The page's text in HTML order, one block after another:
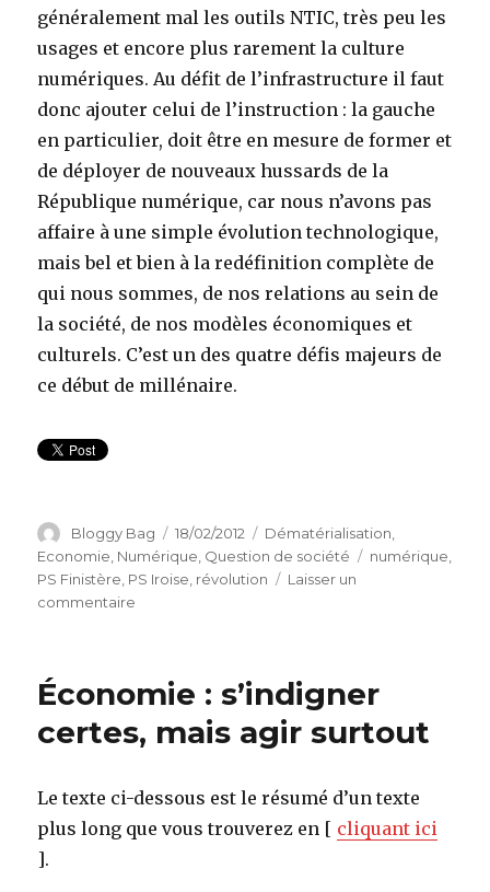
généralement mal les outils NTIC, très peu les
usages et encore plus rarement la culture
numériques. Au défit de l’infrastructure il faut
donc ajouter celui de l’instruction : la gauche
en particulier, doit être en mesure de former et
de déployer de nouveaux hussards de la
République numérique, car nous n’avons pas
affaire à une simple évolution technologique,
mais bel et bien à la redéfinition complète de
qui nous sommes, de nos relations au sein de
la société, de nos modèles économiques et
culturels. C’est un des quatre défis majeurs de
ce début de millénaire.
Auteur
Bloggy Bag
Publié
le
18/02/2012 Catégories
Dématérialisation,
Economie, Numérique, Question de société Étiquettes
numérique,
PS Finistère, PS Iroise, révolution
Laisser un
commentaire
tous
Cap
Économie : s’indigner
certes, mais agir surtout
Le texte ci-dessous est le résumé d’un texte
plus long que vous trouverez en [ cliquant ici
].